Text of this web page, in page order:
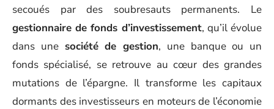
secoués par des soubresauts permanents. Le
gestionnaire de fonds d’investissement, qu’il évolue
dans une société de gestion, une banque ou un
fonds spécialisé, se retrouve au cœur des grandes
mutations de l’épargne. Il transforme les capitaux
dormants des investisseurs en moteurs de l’économie